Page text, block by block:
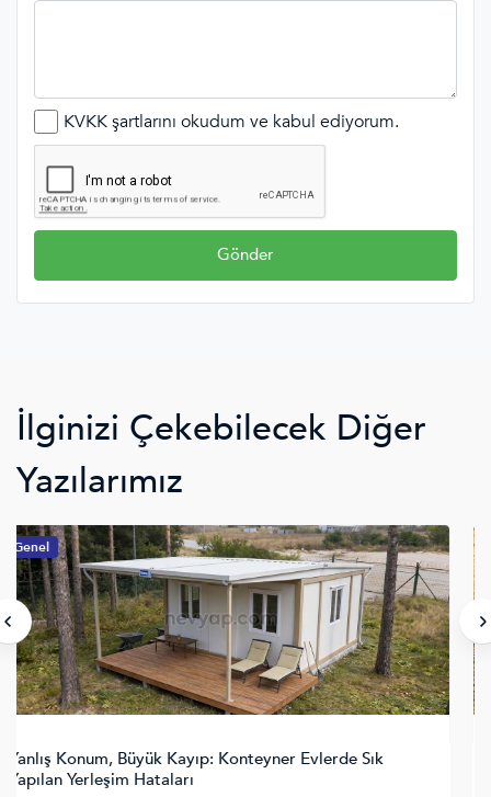
KVKK şartlarını okudum ve kabul ediyorum.
Gönder
İlginizi Çekebilecek Diğer
Yazılarımız
Genel
Konteyner Mimarisi ve Sürdürülebilirlik: Doğaya Saygılı
Bir Yaşam Modeli